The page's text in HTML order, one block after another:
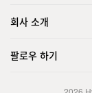
회사 소개
팔로우 하기